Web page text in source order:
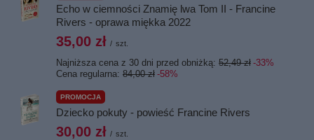
Echo w ciemności Znamię lwa Tom II - Francine
Rivers - oprawa miękka 2022
35,00 zł / szt.
Najniższa cena z 30 dni przed obniżką: 52,49 zł -33%
Cena regularna: 84,00 zł -58%
PROMOCJA
Dziecko pokuty - powieść Francine Rivers
30,00 zł / szt.